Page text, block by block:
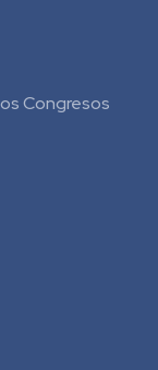
Congresos